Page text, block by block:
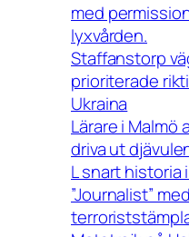
med
lyxvården.
Staffanstorp
prioriterade
Ukraina
Lärare i Malmö
driva ut
L snart historia
”Journalist”